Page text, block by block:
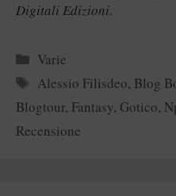
Digitali Edizioni.
Categorie
Varie
Tag
Alessio Filisdeo, Blog
Blogtour, Fantasy, Gotico,
Recensione